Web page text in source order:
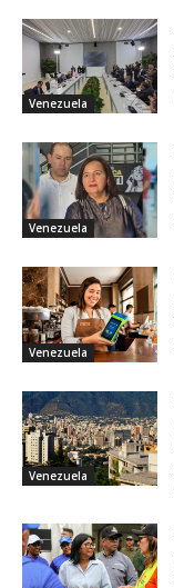
Venezuela
Venezuela
Venezuela
Venezuela